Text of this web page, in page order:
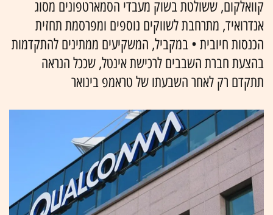
קוואלקום, ששולטת בשוק מעבדי הסמארטפונים מסוג
אנדרואיד, מתרחבת לשווקים נוספים ומפרסמת תחזית
הכנסות חיובית • במקביל, המשקיעים ממתינים להתקדמות
בהצעת חברת השבבים לרכישת אינטל, שככל הנראה
תתקדם רק לאחר השבעתו של טראמפ בינואר